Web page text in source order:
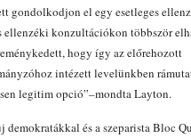
gondolkodjon el egy esetleges
konzultációkon többször
hogy így az előrehozott
intézett levelünkben
legitim opció”–mondta Layton.
és a szeparista Bloc